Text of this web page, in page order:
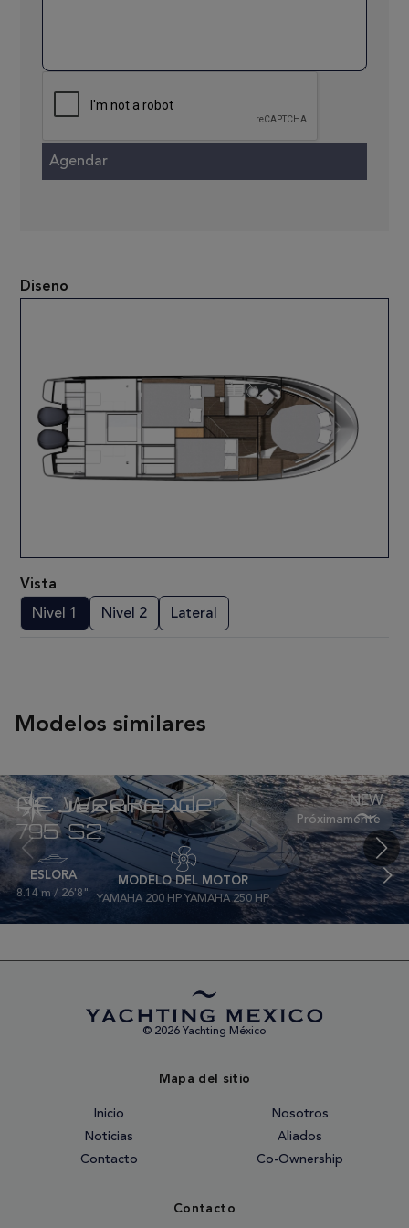
Diseno
Vista
Nivel 1 Nivel 2 Lateral
Modelos similares
NC Weekender |
795 S2
ESLORA
8.14 m / 26'8"
MODELO DEL MOTOR
YAMAHA 200 HP YAMAHA 250 HP
© 2026 Yachting México
Mapa del sitio
Inicio
Nosotros
Noticias
Aliados
Contacto
Co-Ownership
Contacto